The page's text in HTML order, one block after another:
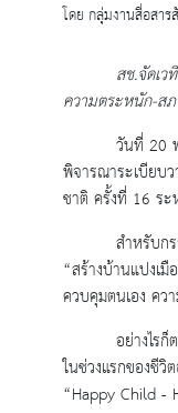
โดย กลุ่มงานสื่อสา
สช.จัดเ
ความตระหนัก-ส
วันที่ 20
พิจารณาระเบียบ
ชาติ ครั้งที่ 16 ร
สำหรับก
“สร้างบ้านแปงเ
ควบคุมตนเอง คว
อย่างไร
ในช่วงแรกของชี
“Happy Child -